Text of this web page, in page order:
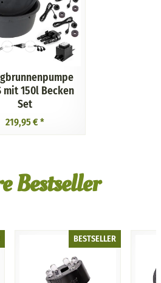
mit 150l Becken
Set
219,95 € *
Bestseller
BESTSELLER